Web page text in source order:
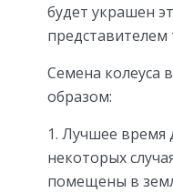
будет украшен
представителем
Семена колеуса
образом:
Лучшее время
некоторых
помещены в